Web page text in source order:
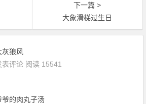
下一篇 >
大象滑梯过生日
灰狼风
表评论 阅读 15541
爷的肉丸子汤